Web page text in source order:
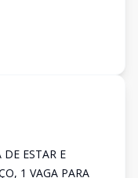
ESTAR E
1 VAGA PARA